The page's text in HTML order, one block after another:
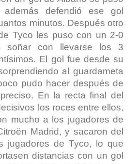
defendió ese gol
minutos. Después otro
Tyco les puso con un 2-0
soñar con llevarse los 3
El gol fue desde su
al guardameta
pudo hacer después de
En la recta final del
los roces entre ellos,
mucho a los jugadores de
Madrid, y sacaron del
jugadores de Tyco, lo que
distancias con un gol